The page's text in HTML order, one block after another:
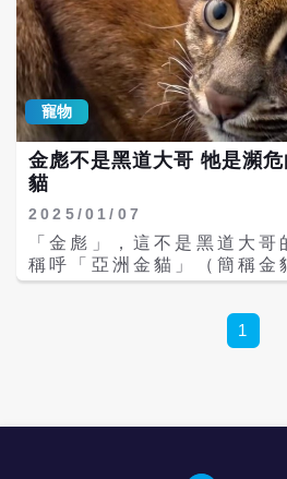
寵物
金彪不是黑道大哥 牠是瀕
貓
2025/01/07
「金彪」，這不是黑道大哥
稱呼「亞洲金貓」（簡稱金
不變的是牠的強大的捕獵能
徵，及數量稀有的困境。 金貓，又被稱為「金
彪」，是神秘而瀕危的森林
修長、身體健壯的中型貓科
1